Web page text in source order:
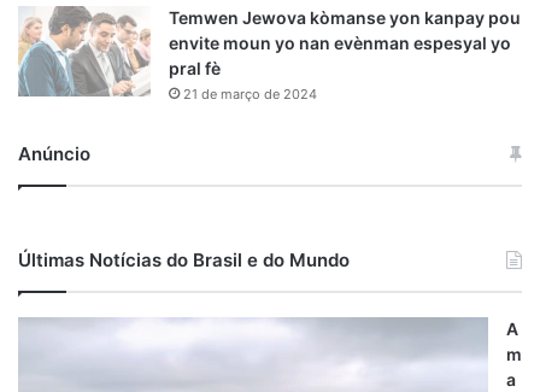
Temwen Jewova kòmanse yon kanpay pou
envite moun yo nan evènman espesyal yo
pral fè
21 de março de 2024
Anúncio
Últimas Notícias do Brasil e do Mundo
A
m
a